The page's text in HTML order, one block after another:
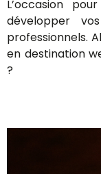
L’occasion
développer
professionnels.
en destination
?